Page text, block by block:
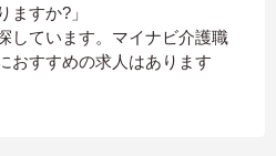
ますか?」
しています。マイナビ介護職
おすすめの求人はあります